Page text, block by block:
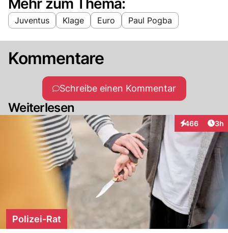
Mehr zum Thema:
Juventus Klage Euro Paul Pogba
Kommentare
Schreibe einen Kommentar
Weiterlesen
466
Interaktionen
3h
Polizei-Rat